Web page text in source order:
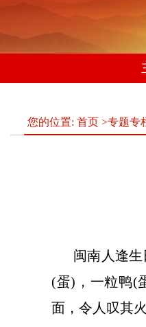
您的位置: 首页 >专题专
闽南人逢
(蛋)，一粒鸭(
面，令人叹其